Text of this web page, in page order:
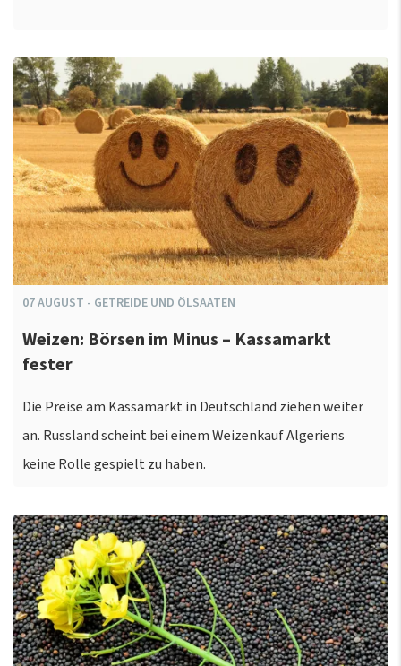
07AUGUST - GETREIDE UND ÖLSAATEN
Weizen: Börsen im Minus – Kassamarkt
fester
Die Preise am Kassamarkt in Deutschland ziehen weiter
an. Russland scheint bei einem Weizenkauf Algeriens
keine Rolle gespielt zu haben.